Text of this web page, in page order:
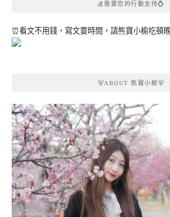
💰需要您的行動支持💍
⏰看文不用錢，寫文要時間，請熊寶小榆吃頓
🐻ABOUT 熊寶小榆🐻